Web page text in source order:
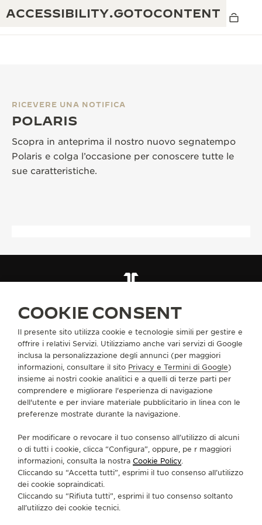
ACCESSIBILITY.GOTOCONTENT
GARANZIA JAEGER-LECOULTRE
IL REVERSO 1931 CAFÉ
REVERSO STORIES
THE PRECISION PIONEER
VEDERE TUTTI GLI EVENTI
ECCELLENZA: OLTRE 190 ANNI DI TRADIZIONE
CREATIVITÀ: OLTRE 430 BREVETTI
INGEGNO: OLTRE 1.400 CALIBRI
RICEVERE UNA NOTIFICA
POLARIS
Scopra in anteprima il nostro nuovo segnatempo
Polaris e colga l’occasione per conoscere tutte le
sue caratteristiche.
VAI ALLA PAGINA INSTAGRAM DI JAEGER-
VAI ALLA PAGINA LINKEDIN DI JAEGER-
VAI ALLA PAGINA FACEBOOK DI
VAI ALLA PAGINA YOUTUBE
VAI ALLA PAGINA
VAI ALLA PAGINA
ISCRIVERSI ALLA NEWSLETTER
INFORMAZIONI SU DI NOI
SERVIZI
CONTATTI
COOKIE CONSENT
Il presente sito utilizza cookie e tecnologie simili per gestire e
offrire i relativi Servizi. Utilizziamo anche vari servizi di Google
inclusa la personalizzazione degli annunci (per maggiori
informazioni, consultare il sito Privacy e Termini di Google)
insieme ai nostri cookie analitici e a quelli di terze parti per
comprendere e migliorare l'esperienza di navigazione
dell'utente e per inviare materiale pubblicitario in linea con le
preferenze mostrate durante la navigazione.
Per modificare o revocare il tuo consenso all’utilizzo di alcuni
o di tutti i cookie, clicca “Configura”, oppure, pe r maggiori
informazioni, consulta la nostra Cookie Policy.
Cliccando su “Accetta tutti”, esprimi il tuo consenso all’utilizzo
dei cookie sopraindicati.
Cliccando su “Rifiuta tutti”, esprimi il tuo consenso soltanto
all’utilizzo dei cookie tecnici.